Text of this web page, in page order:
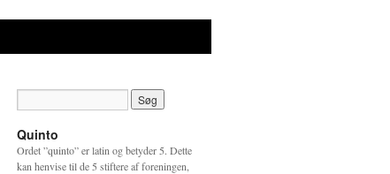
Quinto
Ordet ”quinto” er latin og betyder 5. Dette
kan henvise til de 5 stiftere af foreningen,